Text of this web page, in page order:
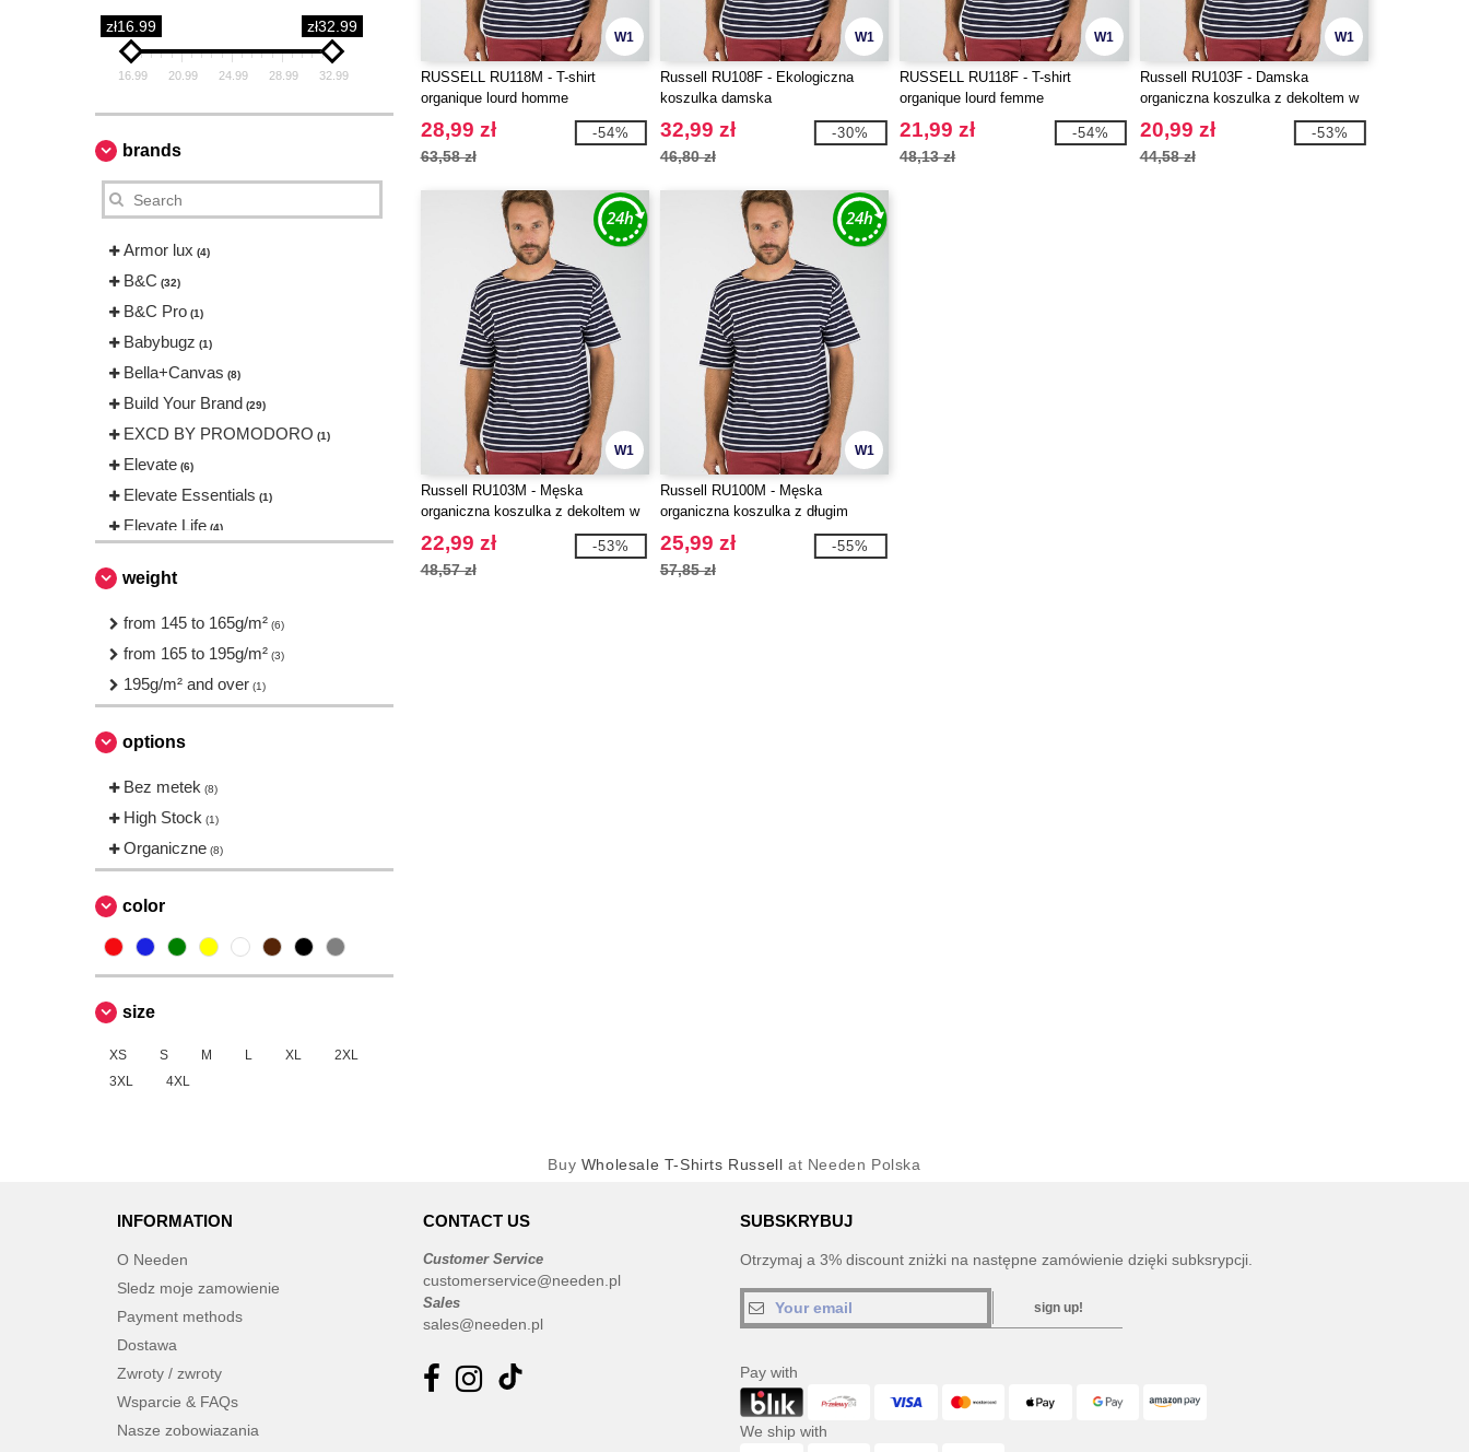
zł16.99 zł32.99
16.99 20.99 24.99 28.99 32.99
brands
Armor lux (4)
B&C (32)
B&C Pro (1)
Babybugz (1)
Bella+Canvas (8)
Build Your Brand (29)
EXCD BY PROMODORO (1)
Elevate (6)
Elevate Essentials (1)
Elevate Life (4)
FRUIT OF THE LOOM VINTAGE
Fruit of the Loom
JHK (24)
JUST T'S (3)
Just Cool (9)
Mumbles
NEW MORNING STUDIOS (8)
Needen (88)
Neutral
Promodoro
SF Mini (1)
Sans Étiquette
Skinnifit (7)
Spiro (4)
Starworld (10)
Stedman (1)
TIGER (1)
weight
from 145 to 165g/m² (6)
from 165 to 195g/m² (3)
195g/m² and over (1)
options
Bez metek (8)
High Stock (1)
Organiczne (8)
color
size
XS S M L XL
2XL
3XL
4XL
W1
RUSSELL RU118M - T-shirt
organique lourd homme
28,99 zł
63,58 zł
-54%
W1
Russell RU108F - Ekologiczna
koszulka damska
32,99 zł
46,80 zł
-30%
W1
RUSSELL RU118F - T-shirt
organique lourd femme
21,99 zł
48,13 zł
-54%
W1
Russell RU103F - Damska
organiczna koszulka z dekoltem w
szpic
20,99 zł
44,58 zł
-53%
W1
Russell RU103M - Męska
organiczna koszulka z dekoltem w
szpic
22,99 zł
48,57 zł
-53%
W1
Russell RU100M - Męska
organiczna koszulka z długim
rękawem
25,99 zł
57,85 zł
-55%
Buy Wholesale T-Shirts Russell at Needen Polska
INFORMATION
O Needen
Sledz moje zamowienie
Payment methods
Dostawa
Zwroty / zwroty
Wsparcie & FAQs
Nasze zobowiazania
CONTACT US
Customer Service
customerservice@needen.pl
Sales
sales@needen.pl
SUBSKRYBUJ
Otrzymaj a 3% discount zniżki na następne zamówienie dzięki subksrypcji.
sign up!
Pay with
We ship with